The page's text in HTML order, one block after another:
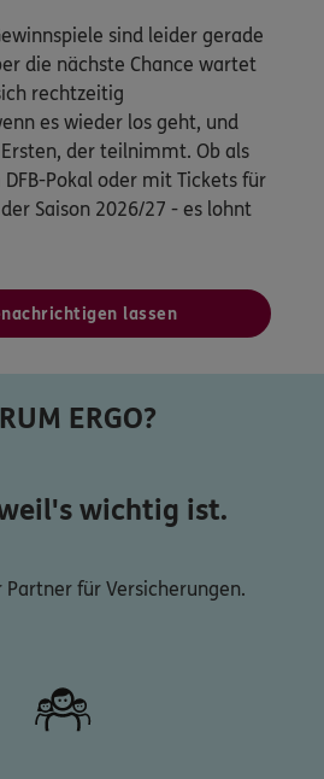
sind leider gerade
die nächste Chance wartet
rechtzeitig
es wieder los geht, und
der teilnimmt. Ob als
Pokal oder mit Tickets für
Saison 2026/27 - es lohnt
lassen
ERGO?
wichtig ist.
für Versicherungen.